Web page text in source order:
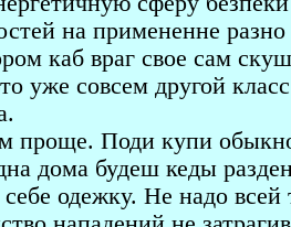
на примененне
каб враг свое сам
уже совсем другой
проще. Поди купи
дома будеш кеды
одежку. Не надо всей